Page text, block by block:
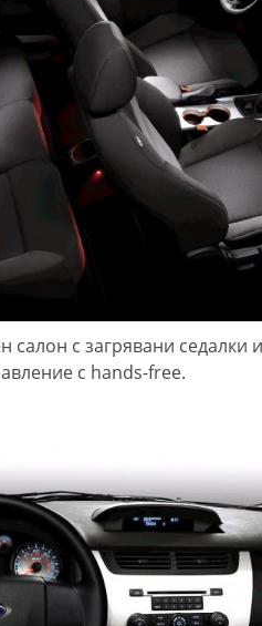
с загрявани седалки
с hands-free.